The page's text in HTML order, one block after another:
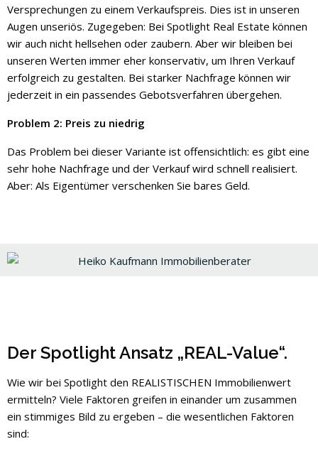
Versprechungen zu einem Verkaufspreis. Dies ist in unseren
Augen unseriös. Zugegeben: Bei Spotlight Real Estate können
wir auch nicht hellsehen oder zaubern. Aber wir bleiben bei
unseren Werten immer eher konservativ, um Ihren Verkauf
erfolgreich zu gestalten. Bei starker Nachfrage können wir
jederzeit in ein passendes Gebotsverfahren übergehen.
Problem 2: Preis zu niedrig
Das Problem bei dieser Variante ist offensichtlich: es gibt eine
sehr hohe Nachfrage und der Verkauf wird schnell realisiert.
Aber: Als Eigentümer verschenken Sie bares Geld.
Der Spotlight Ansatz „REAL-Value“.
Wie wir bei Spotlight den REALISTISCHEN Immobilienwert
ermitteln? Viele Faktoren greifen in einander um zusammen
ein stimmiges Bild zu ergeben – die wesentlichen Faktoren
sind: